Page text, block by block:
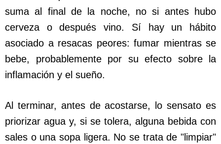
suma al final de la noche, no si antes hubo
cerveza o después vino. Sí hay un hábito
asociado a resacas peores: fumar mientras se
bebe, probablemente por su efecto sobre la
inflamación y el sueño.
Al terminar, antes de acostarse, lo sensato es
priorizar agua y, si se tolera, alguna bebida con
sales o una sopa ligera. No se trata de "limpiar"